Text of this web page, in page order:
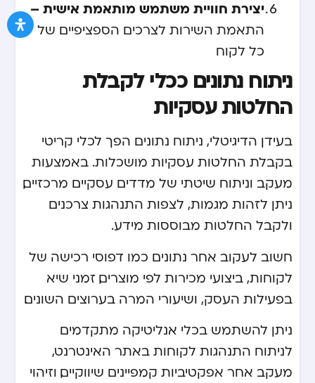
יצירת חוויית משתמש מותאמת אישית –
התאמת השירות לצרכים הספציפיים של
כל לקוח
ניתוח נתונים ככלי לקבלת
החלטות עסקיות
בעידן הדיגיטלי, ניתוח נתונים הפך לכלי קריטי
בקבלת החלטות עסקיות מושכלות. באמצעות
מעקב וניתוח שיטתי של מדדים עסקיים מרכזיים,
ניתן לזהות מגמות, לצפות התנהגות צרכנים
ולקבל החלטות מבוססות מידע.
חשוב לעקוב אחר נתונים כמו דפוסי רכישה של
לקוחות, ביצועי מכירות לפי מוצרים, זמני שיא
בפעילות העסק, ושיעורי המרה בערוצים השונים.
ניתן להשתמש בכלי אנליטיקה מתקדמים
לניתוח התנהגות לקוחות באתר האינטרנט,
מעקב אחר אפקטיביות קמפיינים שיווקיים, וזיהוי